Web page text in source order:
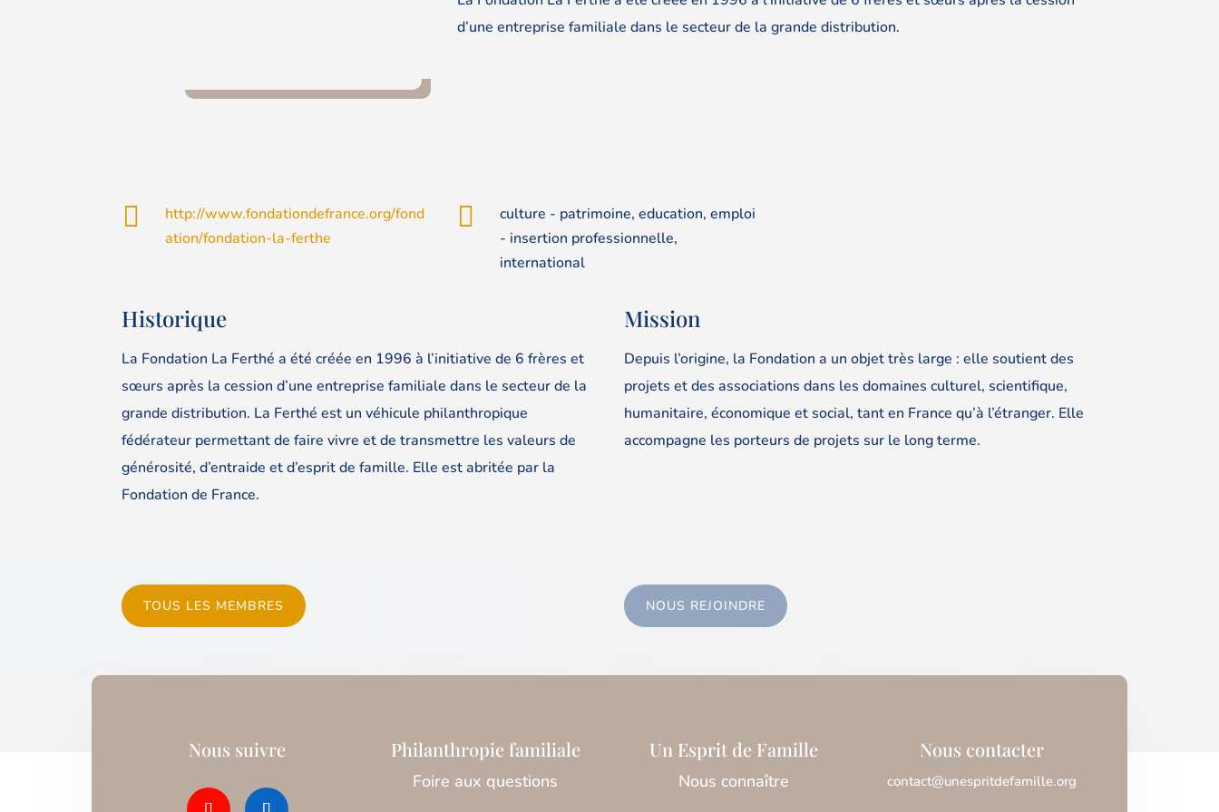
d’une entreprise familiale dans le secteur de la grande distribution.

http://www.fondationdefrance.org/fond
ation/fondation-la-ferthe

culture - patrimoine, education, emploi
- insertion professionnelle,
international
Historique
La Fondation La Ferthé a été créée en 1996 à l’initiative de 6 frères et
sœurs après la cession d’une entreprise familiale dans le secteur de la
grande distribution. La Ferthé est un véhicule philanthropique
fédérateur permettant de faire vivre et de transmettre les valeurs de
générosité, d’entraide et d’esprit de famille. Elle est abritée par la
Fondation de France.
Mission
Depuis l’origine, la Fondation a un objet très large : elle soutient des
projets et des associations dans les domaines culturel, scientifique,
humanitaire, économique et social, tant en France qu’à l’étranger. Elle
accompagne les porteurs de projets sur le long terme.
TOUS LES MEMBRES NOUS REJOINDRE
Nous suivre Philanthropie familiale
Foire aux questions
Un Esprit de Famille
Nous connaître
Nous contacter
contact@unespritdefamille.org